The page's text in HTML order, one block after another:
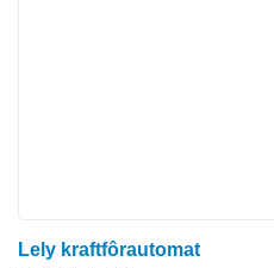
Lely kraftfôrautomat